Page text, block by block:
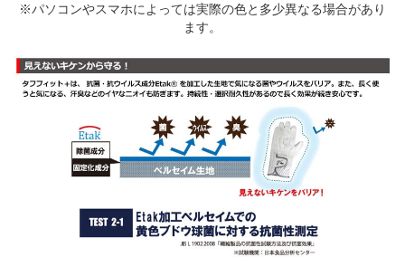
※パソコンやスマホによっては実際の色と多少異なる場合があり
ます。